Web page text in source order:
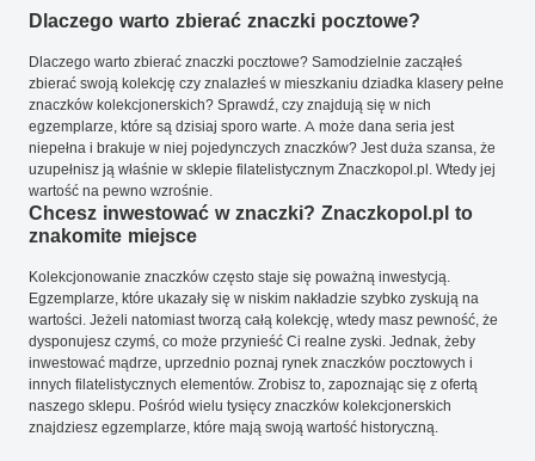
Dlaczego warto zbierać znaczki pocztowe?
Dlaczego warto zbierać znaczki pocztowe? Samodzielnie zacząłeś
zbierać swoją kolekcję czy znalazłeś w mieszkaniu dziadka klasery pełne
znaczków kolekcjonerskich? Sprawdź, czy znajdują się w nich
egzemplarze, które są dzisiaj sporo warte. A może dana seria jest
niepełna i brakuje w niej pojedynczych znaczków? Jest duża szansa, że
uzupełnisz ją właśnie w sklepie filatelistycznym Znaczkopol.pl. Wtedy jej
wartość na pewno wzrośnie.
Chcesz inwestować w znaczki? Znaczkopol.pl to
znakomite miejsce
Kolekcjonowanie znaczków często staje się poważną inwestycją.
Egzemplarze, które ukazały się w niskim nakładzie szybko zyskują na
wartości. Jeżeli natomiast tworzą całą kolekcję, wtedy masz pewność, że
dysponujesz czymś, co może przynieść Ci realne zyski. Jednak, żeby
inwestować mądrze, uprzednio poznaj rynek znaczków pocztowych i
innych filatelistycznych elementów. Zrobisz to, zapoznając się z ofertą
naszego sklepu. Pośród wielu tysięcy znaczków kolekcjonerskich
znajdziesz egzemplarze, które mają swoją wartość historyczną.